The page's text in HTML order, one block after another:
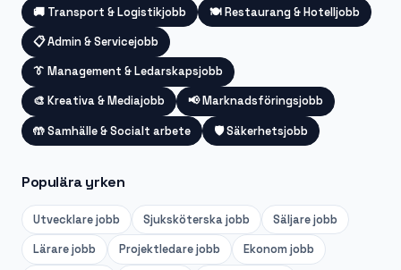
🚚 Transport & Logistikjobb 🍽️Restaurang & Hotelljobb
📋Admin & Servicejobb
👔 Management & Ledarskapsjobb
🎨 Kreativa & Mediajobb 📢Marknadsföringsjobb
🤲Samhälle & Socialt arbete 🛡️Säkerhetsjobb
Populära yrken
Utvecklarejobb Sjuksköterskajobb Säljarejobb
Lärarejobb Projektledarejobb Ekonom jobb